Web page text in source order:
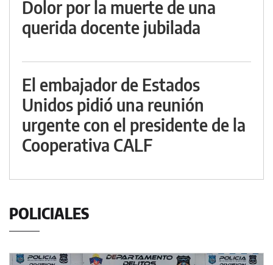
Dolor por la muerte de una
querida docente jubilada
El embajador de Estados
Unidos pidió una reunión
urgente con el presidente de la
Cooperativa CALF
POLICIALES